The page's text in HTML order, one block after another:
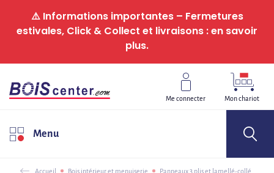
⚠️ Informations importantes – Fermetures
estivales, Click & Collect et livraisons : en savoir
plus.
Me connecter Mon chariot
Menu
Accueil Bois intérieur et menuiserie Panneaux 3 plis et lamellé-collé